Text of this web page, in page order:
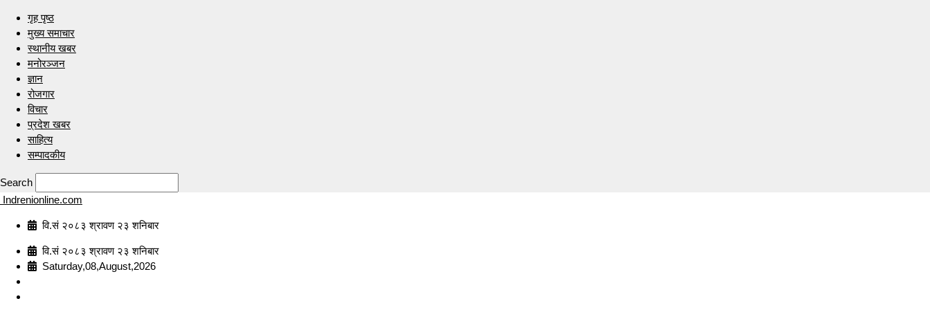
गृह पृष्ठ
मुख्य समाचार
स्थानीय खबर
मनोरञ्जन
ज्ञान
रोजगार
विचार
प्रदेश खबर
साहित्य
सम्पादकीय
Search
Indrenionline.com
वि.सं २०८३ श्रावण २३ शनिबार
वि.सं २०८३ श्रावण २३ शनिबार
Saturday,08,August,2026